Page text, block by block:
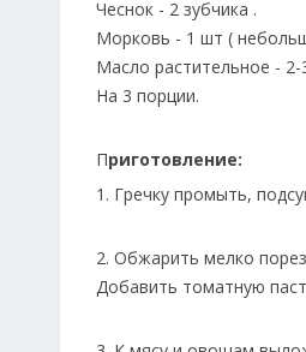
Чеснок - 2 зубчика .
Морковь - 1 шт (
Масло растительное - 2-
На 3 порции.
Приготовление:
1. Гречку промыть,
2. Обжарить мелко
Добавить томатную